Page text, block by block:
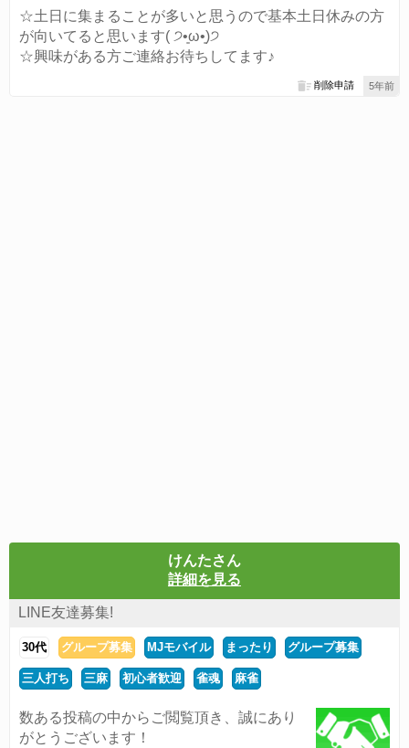
☆土日に集まることが多いと思うので基本土日休みの方
が向いてると思います( ੭•͈ω•͈)੭
☆興味がある方ご連絡お待ちしてます♪
5年前
削除申請
けんたさん
詳細を見る
LINE友達募集!
30代 グループ募集 MJモバイル まったり グループ募集
三人打ち 三麻 初心者歓迎 雀魂 麻雀
数ある投稿の中からご閲覧頂き、誠にあり
がとうございます！